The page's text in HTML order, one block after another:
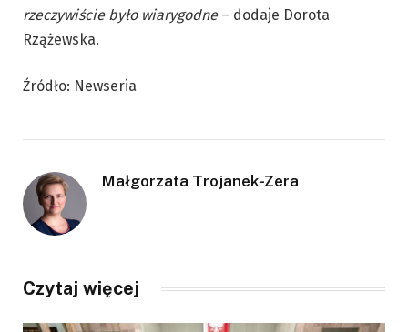
rzeczywiście było wiarygodne – dodaje Dorota
Rzążewska.
Źródło: Newseria
Małgorzata Trojanek-Zera
Czytaj więcej